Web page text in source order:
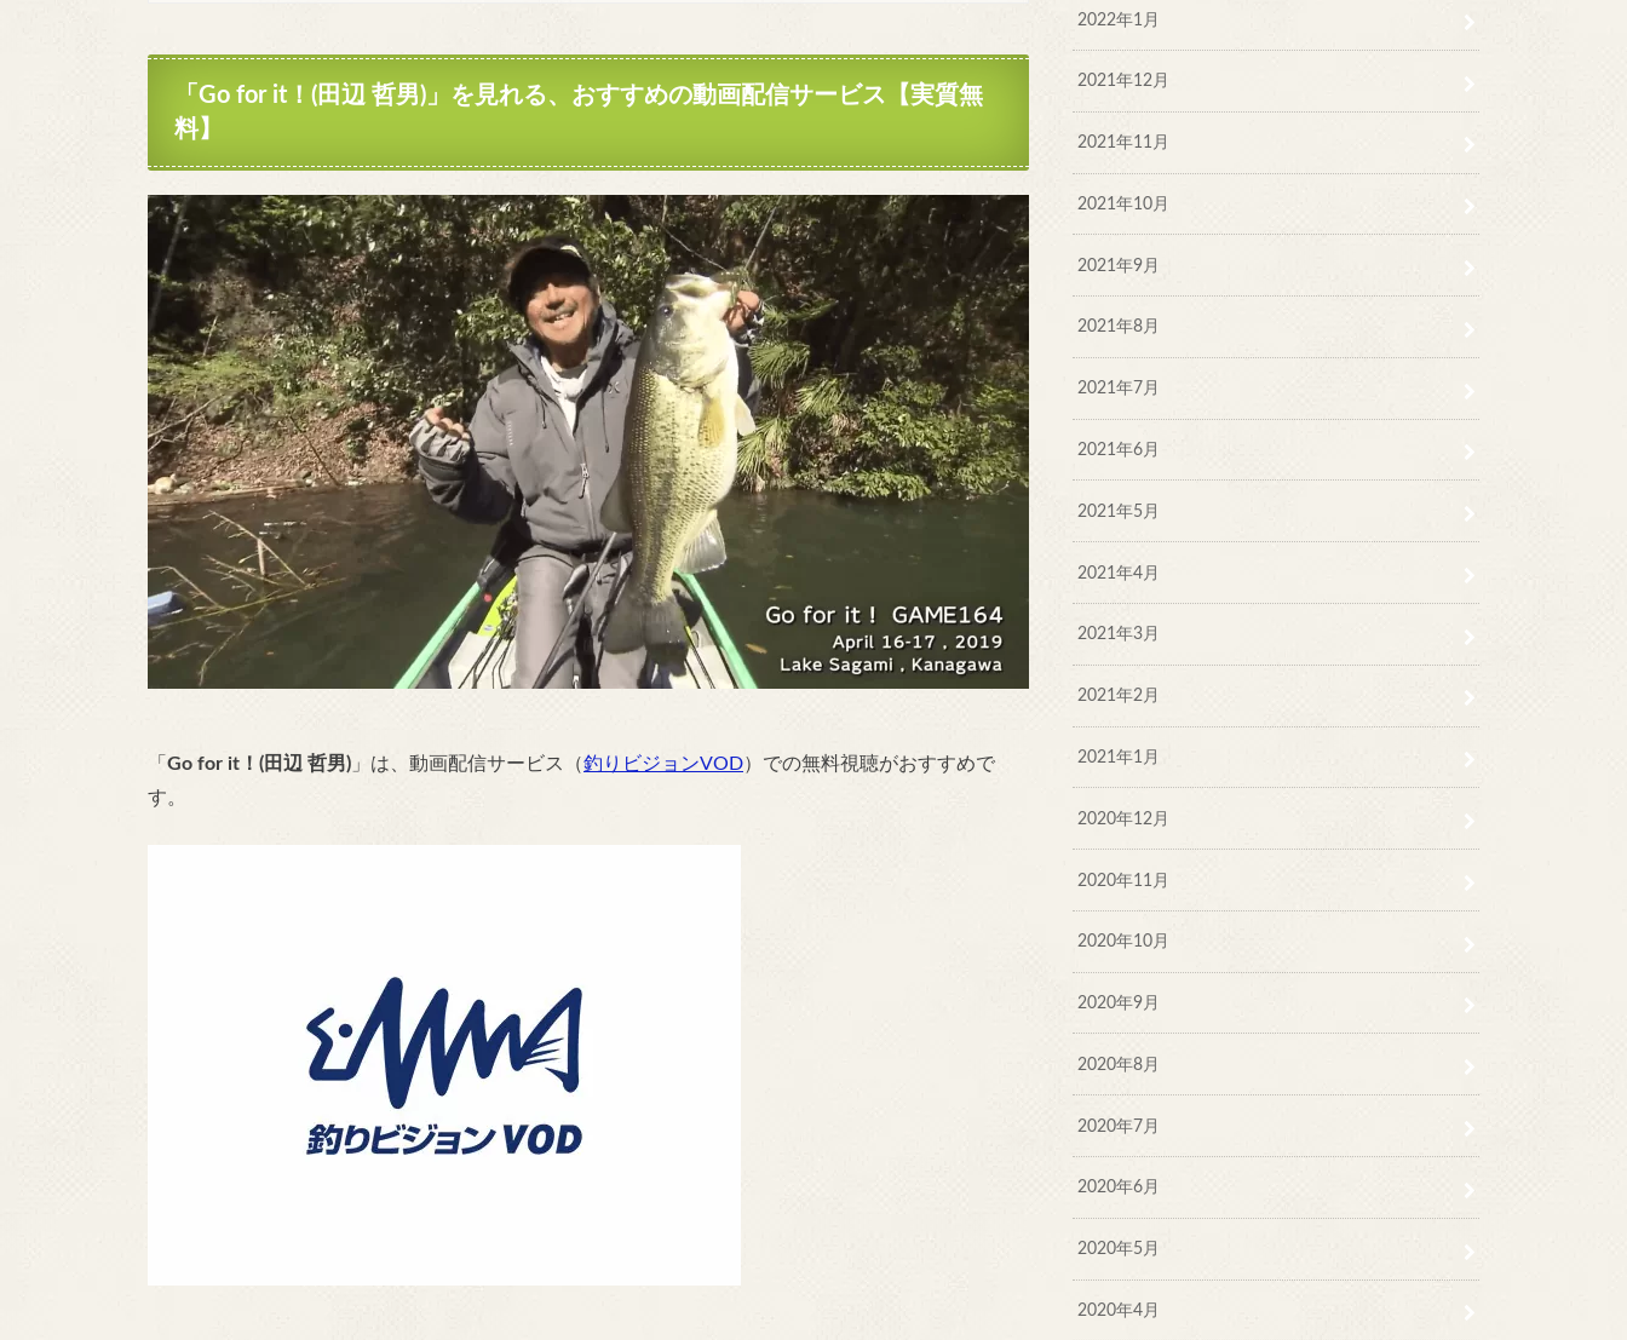
「 Go for it！(田辺 哲男) 」を見れる、おすすめの動画配信サービス【実質無
料】
「 Go for it！(田辺 哲男) 」は、 動画配信サービス（釣りビジョンVOD）での無料視聴がおすすめで
す。
2022年1月
2021年12月
2021年11月
2021年10月
2021年9月
2021年8月
2021年7月
2021年6月
2021年5月
2021年4月
2021年3月
2021年2月
2021年1月
2020年12月
2020年11月
2020年10月
2020年9月
2020年8月
2020年7月
2020年6月
2020年5月
2020年4月